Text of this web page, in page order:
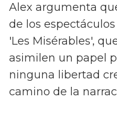
Alex argumenta
de los
'Les Misérables',
asimilen un papel
ninguna libertad
camino de la